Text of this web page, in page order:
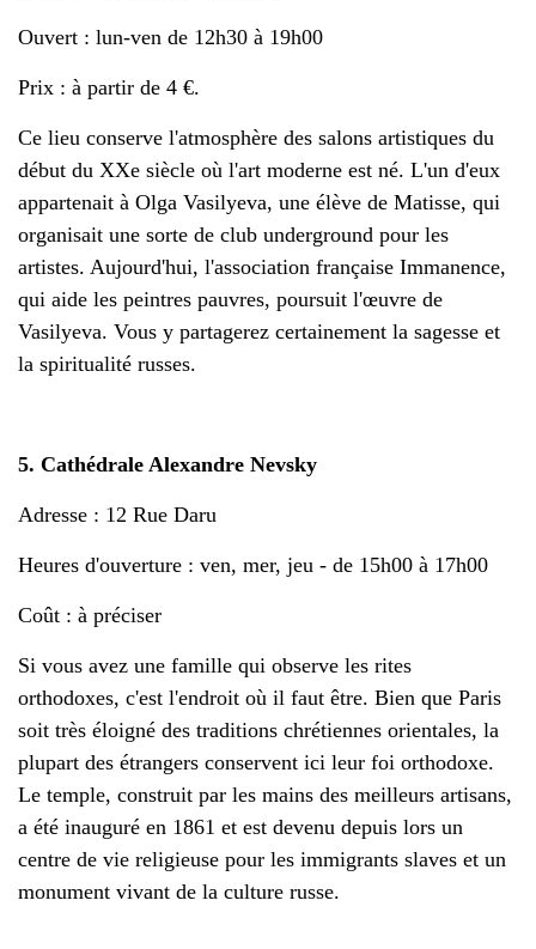
Ouvert : lun-ven de 12h30 à 19h00
Prix : à partir de 4 €.
Ce lieu conserve l'atmosphère des salons artistiques du
début du XXe siècle où l'art moderne est né. L'un d'eux
appartenait à Olga Vasilyeva, une élève de Matisse, qui
organisait une sorte de club underground pour les
artistes. Aujourd'hui, l'association française Immanence,
qui aide les peintres pauvres, poursuit l'œuvre de
Vasilyeva. Vous y partagerez certainement la sagesse et
la spiritualité russes.
5. Cathédrale Alexandre Nevsky
Adresse : 12 Rue Daru
Heures d'ouverture : ven, mer, jeu - de 15h00 à 17h00
Coût : à préciser
Si vous avez une famille qui observe les rites
orthodoxes, c'est l'endroit où il faut être. Bien que Paris
soit très éloigné des traditions chrétiennes orientales, la
plupart des étrangers conservent ici leur foi orthodoxe.
Le temple, construit par les mains des meilleurs artisans,
a été inauguré en 1861 et est devenu depuis lors un
centre de vie religieuse pour les immigrants slaves et un
monument vivant de la culture russe.